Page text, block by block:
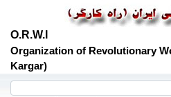
O.R.W.I
Organization of Revolutionary
Kargar)